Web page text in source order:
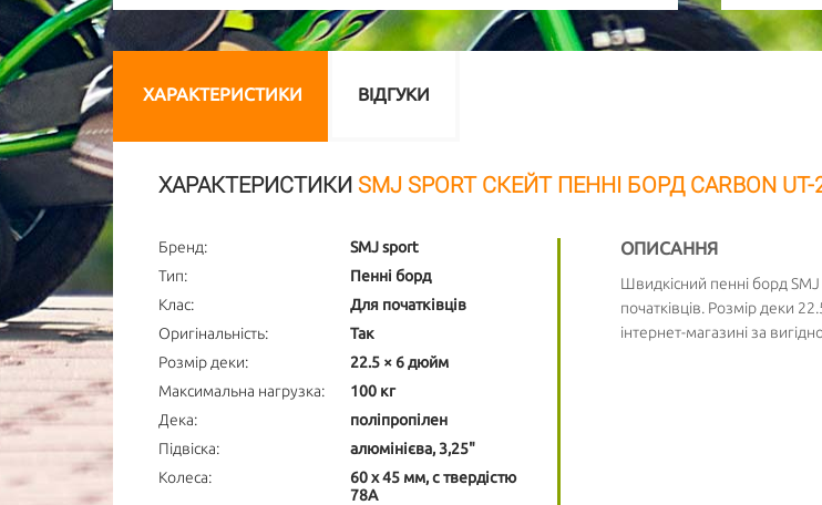
ХАРАКТЕРИСТИКИ ВІДГУКИ
ХАРАКТЕРИСТИКИ SMJ SPORT СКЕЙТ ПЕННІ БОРД CARBON UT-
Бренд:
SMJ sport
Тип:
Пенні борд
Клас:
Для початківців
Оригінальність:
Так
Розмір деки:
22.5 × 6 дюйм
Максимальна нагрузка:
100 кг
Дека:
поліпропілен
Підвіска:
алюмінієва, 3,25"
Колеса:
60 x 45 мм, с твердістю
78А
ОПИСАННЯ
Швидкісний пенні борд
початківців. Розмір деки
інтернет-магазині за
Повідомте про зразкову дату доставки
АКТУАЛЬНІСТЬ